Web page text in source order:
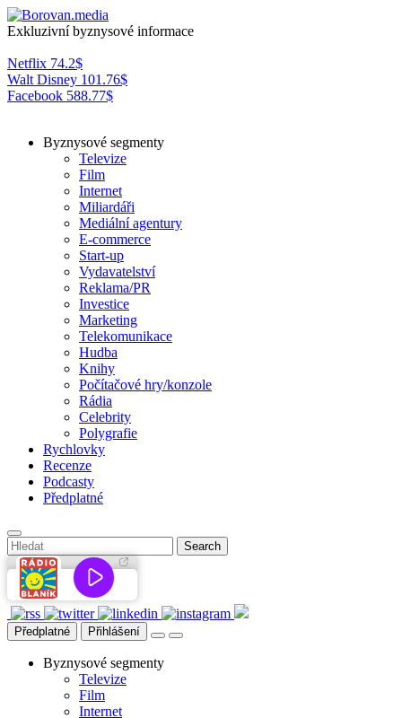
Exkluzivní byznysové informace
Netflix 74.2$
Walt Disney 101.76$
Facebook 588.77$
Byznysové segmenty
Televize
Film
Internet
Miliardáři
Mediální agentury
E-commerce
Start-up
Vydavatelství
Reklama/PR
Investice
Marketing
Telekomunikace
Hudba
Knihy
Počítačové hry/konzole
Rádia
Celebrity
Polygrafie
Rychlovky
Recenze
Podcasty
Předplatné
Předplatné Přihlášení
Byznysové segmenty
Televize
Film
Internet